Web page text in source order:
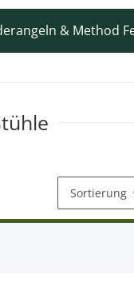
& Method
Sortierung